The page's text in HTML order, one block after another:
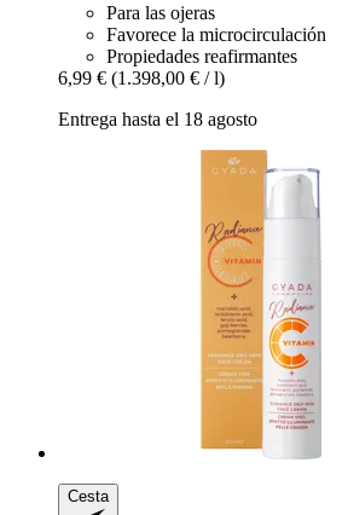
Para las ojeras
Favorece la microcirculación
Propiedades reafirmantes
6,99 € (1.398,00 € / l)
Entrega hasta el 18 agosto
Cesta